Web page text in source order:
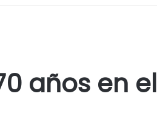
años en el